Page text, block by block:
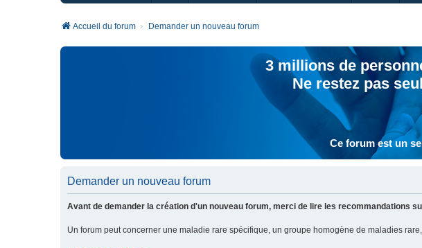
Accueil du forum Demander un nouveau forum
3 millions de
Ne restez pas
Ce forum est un
Demander un nouveau forum
Avant de demander la création d'un nouveau forum, merci de lire les recommandations
Un forum peut concerner une maladie rare spécifique, un groupe homogène de maladies